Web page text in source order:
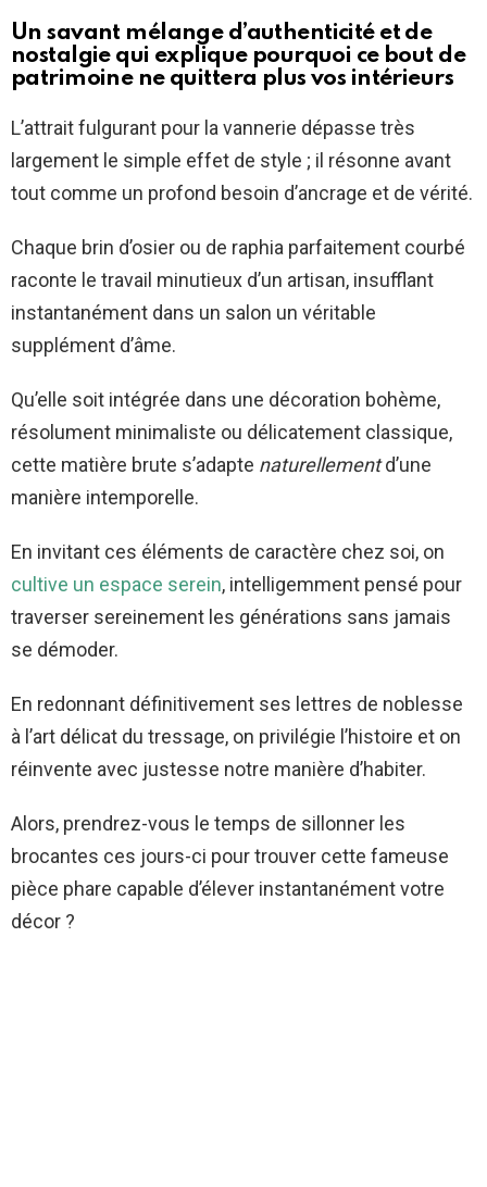
Un savant mélange d’authenticité et de
nostalgie qui explique pourquoi ce bout de
patrimoine ne quittera plus vos intérieurs
L’attrait fulgurant pour la vannerie dépasse très
largement le simple effet de style ; il résonne avant
tout comme un profond besoin d’ancrage et de vérité.
Chaque brin d’osier ou de raphia parfaitement courbé
raconte le travail minutieux d’un artisan, insufflant
instantanément dans un salon un véritable
supplément d’âme.
Qu’elle soit intégrée dans une décoration bohème,
résolument minimaliste ou délicatement classique,
cette matière brute s’adapte naturellementd’une
manière intemporelle.
En invitant ces éléments de caractère chez soi, on
cultive un espace serein, intelligemment pensé pour
traverser sereinement les générations sans jamais
se démoder.
En redonnant définitivement ses lettres de noblesse
à l’art délicat du tressage, on privilégie l’histoire et on
réinvente avec justesse notre manière d’habiter.
Alors, prendrez-vous le temps de sillonner les
brocantes ces jours-ci pour trouver cette fameuse
pièce phare capable d’élever instantanément votre
décor ?